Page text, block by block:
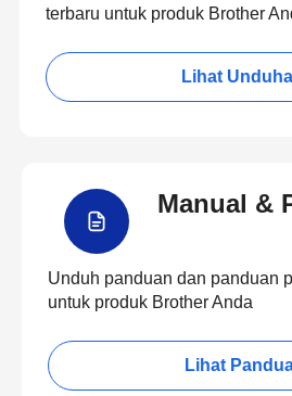
terbaru untuk produk Brother
Lihat
Manual &
Unduh panduan dan panduan
untuk produk Brother Anda
Lihat